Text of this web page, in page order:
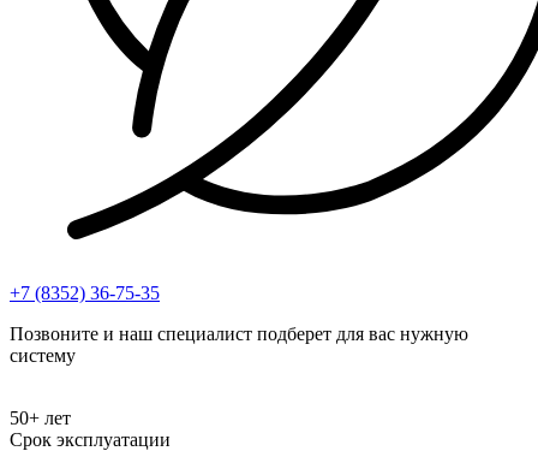
+7 (8352) 36-75-35
Позвоните и наш специалист подберет для вас нужную
систему
50+ лет
Срок эксплуатации